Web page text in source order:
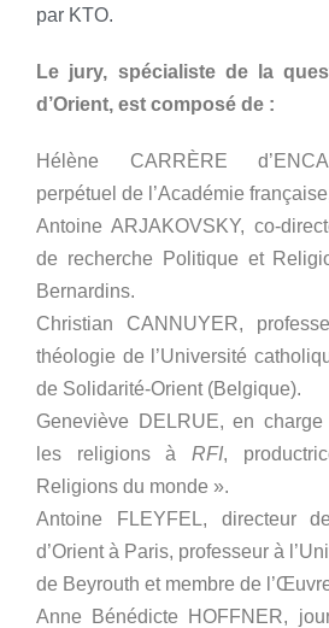
par KTO.
Le jury, spécialiste de la
d’Orient, est composé de :
Hélène CARRÈRE
perpétuel de l’Académie
Antoine ARJAKOVSKY, co-
de recherche Politique et
Bernardins.
Christian CANNUYER,
théologie de l’Université
de Solidarité-Orient (Belgique).
Geneviève DELRUE, en charge
les religions àRFI,
Religions du monde ».
Antoine FLEYFEL, directeur
d’Orient à Paris, professeur à
de Beyrouth et membre de
Anne Bénédicte HOFFNER,